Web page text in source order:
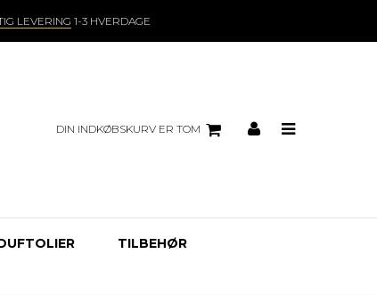
LEVERING 1-3 HVERDAGE
DIN INDKØBSKURV ER TOM
TILBEHØR